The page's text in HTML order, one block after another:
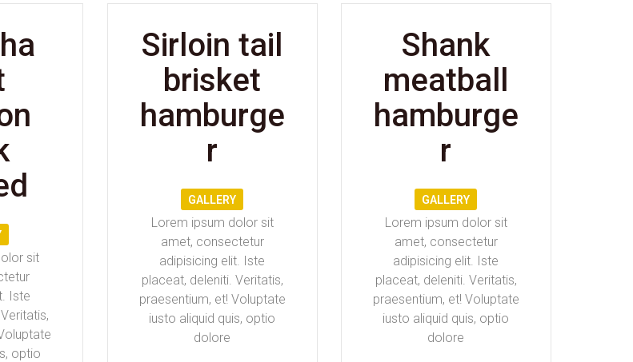
sit
Iste
optio
Sirloin tail
brisket
hamburge
r
GALLERY
Lorem ipsum dolor sit
amet, consectetur
adipisicing elit. Iste
placeat, deleniti. Veritatis,
praesentium, et! Voluptate
iusto aliquid quis, optio
dolore
Shank
meatball
hamburge
r
GALLERY
Lorem ipsum dolor sit
amet, consectetur
adipisicing elit. Iste
placeat, deleniti. Veritatis,
praesentium, et! Voluptate
iusto aliquid quis, optio
dolore